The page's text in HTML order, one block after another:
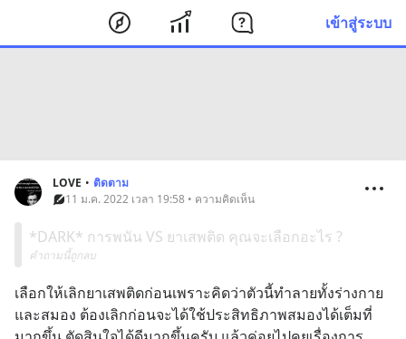
เข้าสู่ระบบ
LOVE • ติดตาม
11 ม.ค. 2022 เวลา 19:58 • ความคิดเห็น
*DARK* การพนัน VS ยาเสพติด คุณจะเลือกอะไร ?
คำถามนี้ถูกลบ
เลือกให้เลิกยาเสพติดก่อนเพราะคิดว่าตัวนี้ทำลายทั้งร่างกาย
และสมอง ต้องเลิกก่อนจะได้ใช้ประสิทธิภาพสมองได้เต็มที่